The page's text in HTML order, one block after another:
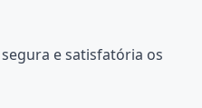
e satisfatória os